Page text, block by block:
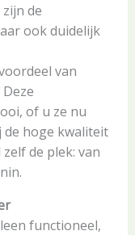
de
ook duidelijk
van
of u ze nu
hoge kwaliteit
de plek: van
functioneel,